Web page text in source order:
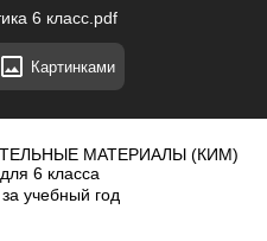
6 класс.pdf
Картинками
МАТЕРИАЛЫ (КИМ)
6 класса
учебный год